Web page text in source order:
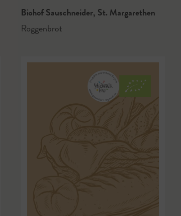
Biohof Sauschneider, St. Margarethen
Roggenbrot
bzw. Ablehnen der Kategorie Analyse / Statistik
bzw. Ablehnen des Dienstes Meta Pixel